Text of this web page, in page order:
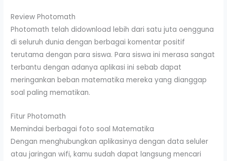
Review Photomath
Photomath telah didownload lebih dari satu juta oengguna
di seluruh dunia dengan berbagai komentar positif
terutama dengan para siswa. Para siswa ini merasa sangat
terbantu dengan adanya aplikasi ini sebab dapat
meringankan beban matematika mereka yang dianggap
soal paling mematikan.
Fitur Photomath
Memindai berbagai foto soal Matematika
Dengan menghubungkan aplikasinya dengan data seluler
atau jaringan wifi, kamu sudah dapat langsung mencari